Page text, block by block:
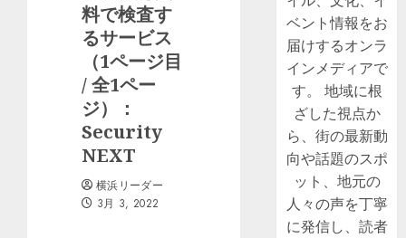
料で検査す
るサービス
（1ページ目
/ 全1ペー
ジ）：
Security
NEXT
横浜リーダー
3月 3, 2022
ベント情報をお
届けするオンラ
インメディアで
す。 地域に根
ざした視点か
ら、街の最新動
向や話題のスポ
ット、地元の
人々の声を丁寧
に発信し、読者